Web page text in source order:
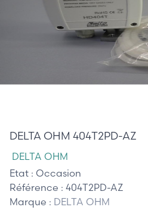
DELTA OHM 404T2PD-AZ
DELTA OHM
Etat : Occasion
Référence : 404T2PD-AZ
Marque : DELTA OHM